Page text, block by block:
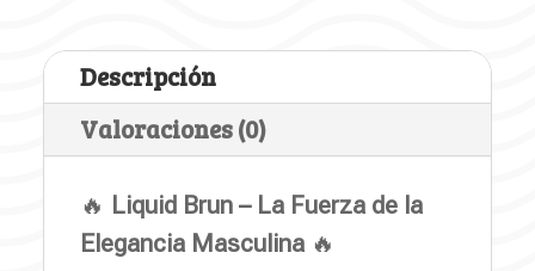
Descripción
Valoraciones (0)
🔥 Liquid Brun – La Fuerza de la
Elegancia Masculina🔥